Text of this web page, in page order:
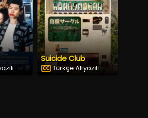
Suicide Club
Türkçe Altyazılı